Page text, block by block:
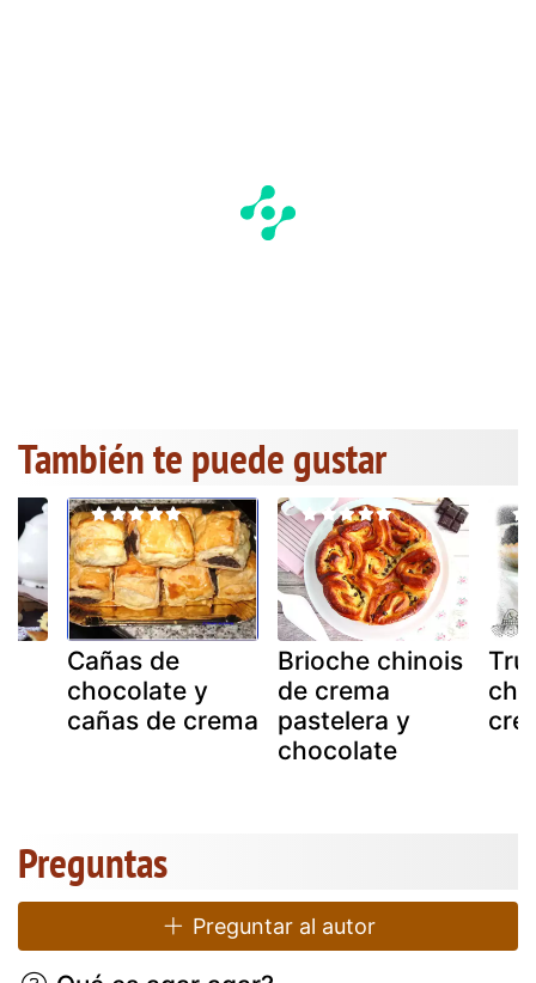
También te puede gustar
Cañas de
chocolate y
cañas de crema
Brioche chinois
de crema
pastelera y
chocolate
Preguntas
Preguntar al autor